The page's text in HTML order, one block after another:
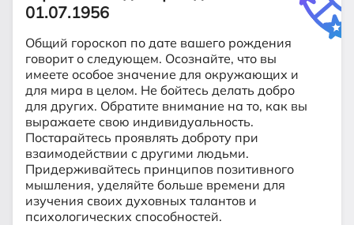
01.07.1956
Общий гороскоп по дате вашего рождения
говорит о следующем. Осознайте, что вы
имеете особое значение для окружающих и
для мира в целом. Не бойтесь делать добро
для других. Обратите внимание на то, как вы
выражаете свою индивидуальность.
Постарайтесь проявлять доброту при
взаимодействии с другими людьми.
Придерживайтесь принципов позитивного
мышления, уделяйте больше времени для
изучения своих духовных талантов и
психологических способностей.